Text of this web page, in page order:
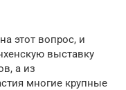
этот вопрос, и
выставку
а из
многие крупные